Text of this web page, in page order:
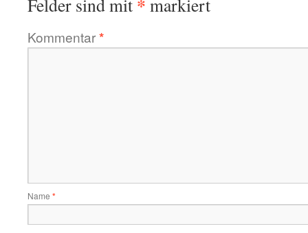
Felder sind mit
markiert
Kommentar*
Name *